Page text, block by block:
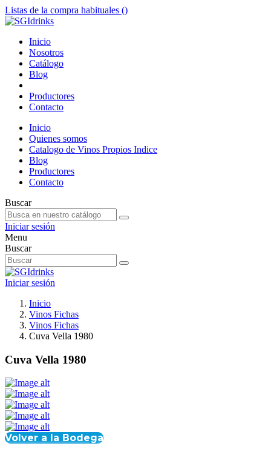
Listas de la compra habituales ()
Inicio
Nosotros
Catálogo
Blog
Productores
Contacto
Inicio
Quienes somos
Catalogo de Vinos Propios Indice
Blog
Productores
Contacto
Buscar
Iniciar sesión
Menu
Buscar
Iniciar sesión
Inicio
Vinos Fichas
Vinos Fichas
Cuva Vella 1980
Cuva Vella 1980
Volver a la Bodega